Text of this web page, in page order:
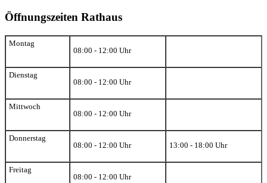
Öffnungszeiten Rathaus
Montag
08:00 - 12:00 Uhr
Dienstag
08:00 - 12:00 Uhr
Mittwoch
08:00 - 12:00 Uhr
Donnerstag
08:00 - 12:00 Uhr
13:00 - 18:00 Uhr
Freitag
08:00 - 12:00 Uhr